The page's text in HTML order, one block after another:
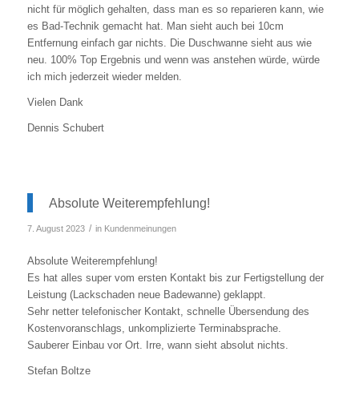
nicht für möglich gehalten, dass man es so reparieren kann, wie
es Bad-Technik gemacht hat. Man sieht auch bei 10cm
Entfernung einfach gar nichts. Die Duschwanne sieht aus wie
neu. 100% Top Ergebnis und wenn was anstehen würde, würde
ich mich jederzeit wieder melden.
Vielen Dank
Dennis Schubert
Absolute Weiterempfehlung!
7. August 2023 / in Kundenmeinungen
Absolute Weiterempfehlung!
Es hat alles super vom ersten Kontakt bis zur Fertigstellung der
Leistung (Lackschaden neue Badewanne) geklappt.
Sehr netter telefonischer Kontakt, schnelle Übersendung des
Kostenvoranschlags, unkomplizierte Terminabsprache.
Sauberer Einbau vor Ort. Irre, wann sieht absolut nichts.
Stefan Boltze